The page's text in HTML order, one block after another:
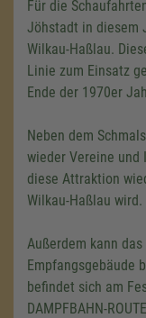
Für die
Jöhstadt in diesem
Wilkau-Haßlau.
Linie zum Einsatz
Ende der 1970er
Neben dem
wieder Vereine und
diese Attraktion
Wilkau-Haßlau wird.
Außerdem kann
Empfangsgebäude
befindet sich am
DAMPFBAHN-